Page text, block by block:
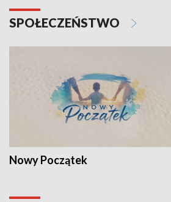
SPOŁECZEŃSTWO
Nowy Początek